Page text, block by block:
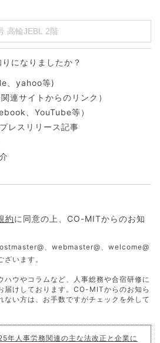
になりましたか？
、yahoo等)
連サイトからのリンク）
、YouTube等）
レスリリース記事
約に同意の上、CO-MITからのお知
、webmaster@、welcome@
います。
ウやコラムなど、人事総務や合宿研修に
届けしております。CO-MITからのお知ら
ない方は、お手数ですがチェックを外して
年人事労務関連の主な法改正と企業に